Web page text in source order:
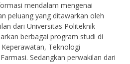
mendalam mengenai
peluang yang ditawarkan oleh
dari Universitas Politeknik
berbagai program studi di
Teknologi
Sedangkan perwakilan dari